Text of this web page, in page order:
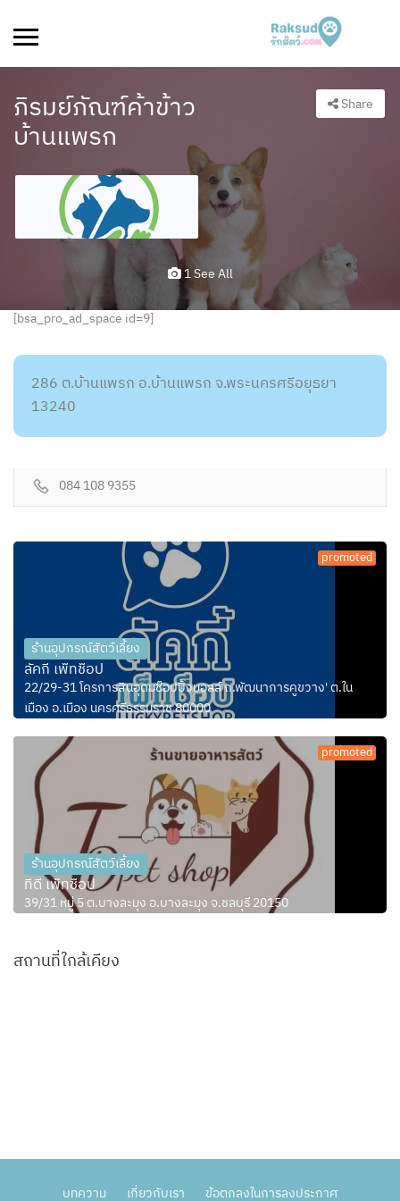
ภิรมย์ภัณฑ์ค้าข้าว
บ้านแพรก
Share
1 See All
[bsa_pro_ad_space id=9]
286 ต.บ้านแพรก อ.บ้านแพรก จ.พระนครศรีอยุธยา
13240
084 108 9355
promoted
ร้านอุปกรณ์สัตว์เลี้ยง
ลัคกี้ เพ็ทช็อป
22/29-31 โครการสินอุดมช๊อปปิ้งมอลล์ ถ.พัฒนาการคูขวาง' ต.ใน
เมือง อ.เมือง นครศรีธรรมราช 80000
promoted
ร้านอุปกรณ์สัตว์เลี้ยง
ทีดี เพ็ทช็อป
39/31 หมู่ 5 ต.บางละมุง อ.บางละมุง จ.ชลบุรี 20150
สถานที่ใกล้เคียง
บทความ เกี่ยวกับเรา ข้อตกลงในการลงประกาศ